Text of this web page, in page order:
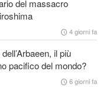
e il regime sionista
del massacro
4 giorni fa
il più
pacifico del mondo?
6 giorni fa